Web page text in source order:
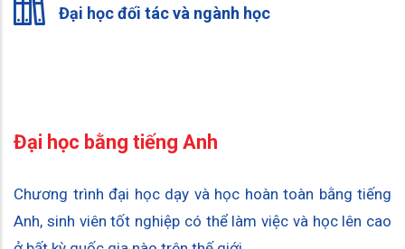
Đại học đối tác và ngành học
Đại học bằng tiếng Anh
Chương trình đại học dạy và học hoàn toàn bằng tiếng
Anh, sinh viên tốt nghiệp có thể làm việc và học lên cao